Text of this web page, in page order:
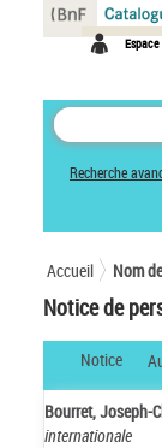
Recherche
Accueil Nom
Notice de
Notice
Bourret, Joseph-
internationale
Panneau de gestion